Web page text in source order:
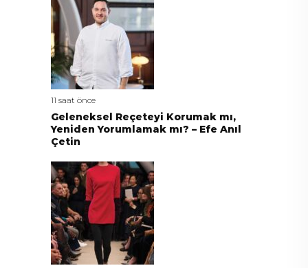
11 saat önce
Geleneksel Reçeteyi Korumak mı,
Yeniden Yorumlamak mı? – Efe Anıl
Çetin